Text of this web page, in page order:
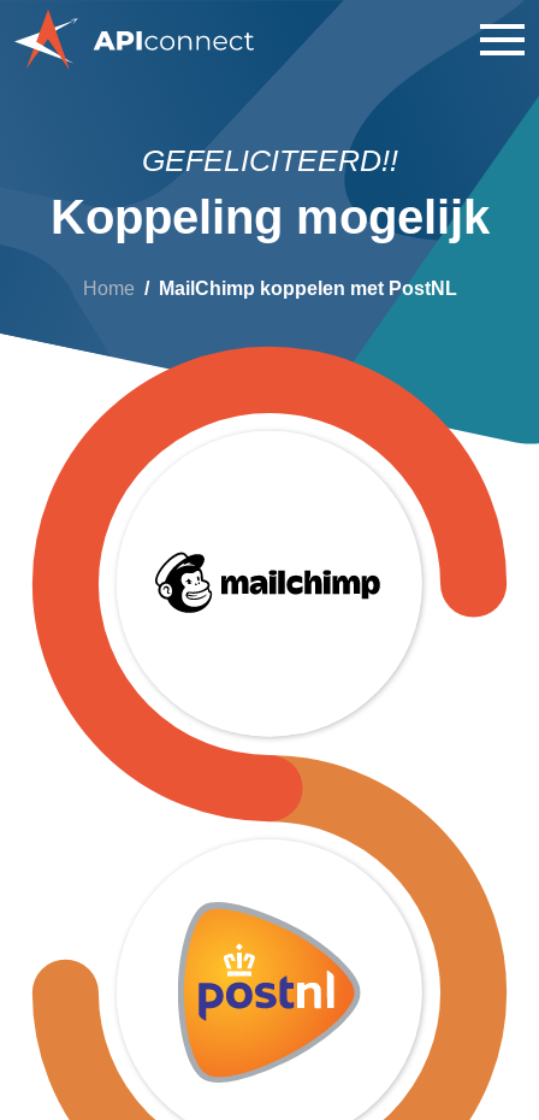
GEFELICITEERD!!
Koppeling mogelijk
Home MailChimp koppelen met PostNL